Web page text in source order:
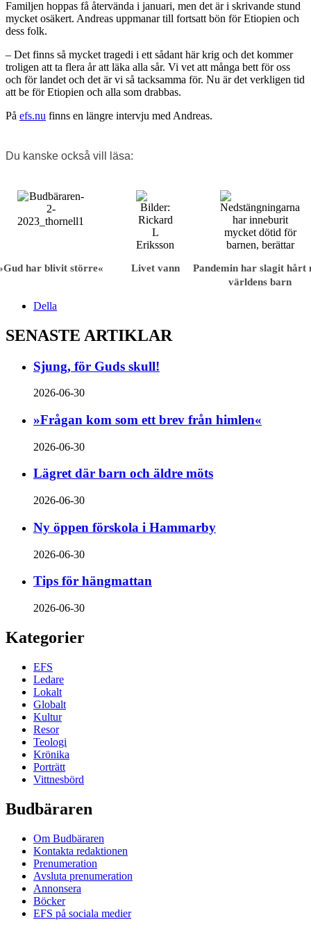
Familjen hoppas få återvända i januari, men det är i skrivande stund
mycket osäkert. Andreas uppmanar till fortsatt bön för Etiopien och
dess folk.
– Det finns så mycket tragedi i ett sådant här krig och det kommer
troligen att ta flera år att läka alla sår. Vi vet att många bett för oss
och för landet och det är vi så tacksamma för. Nu är det verkligen tid
att be för Etiopien och alla som drabbas.
På efs.nu finns en längre intervju med Andreas.
Du kanske också vill läsa:
har blivit större« Livet vann
Pandemin har slagit hårt
världens barn
Della
SENASTE ARTIKLAR
Sjung, för Guds skull!
2026-06-30
»Frågan kom som ett brev från himlen«
2026-06-30
Lägret där barn och äldre möts
2026-06-30
Ny öppen förskola i Hammarby
2026-06-30
Tips för hängmattan
2026-06-30
Kategorier
EFS
Ledare
Lokalt
Globalt
Kultur
Resor
Teologi
Krönika
Porträtt
Vittnesbörd
Budbäraren
Om Budbäraren
Kontakta redaktionen
Prenumeration
Avsluta prenumeration
Annonsera
Böcker
EFS på sociala medier